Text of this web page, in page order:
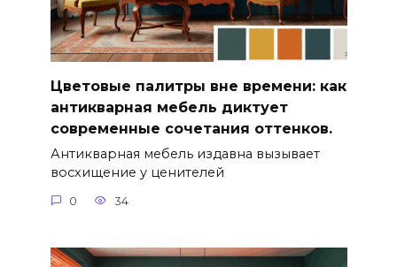
Цветовые палитры вне времени: как
антикварная мебель диктует
современные сочетания оттенков.
Антикварная мебель издавна вызывает
восхищение у ценителей
0 34